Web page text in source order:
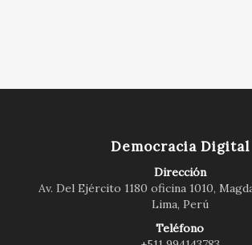
Democracia Digital
Dirección
Av. Del Ejército 1180 oficina 1010,
Lima, Perú
Teléfono